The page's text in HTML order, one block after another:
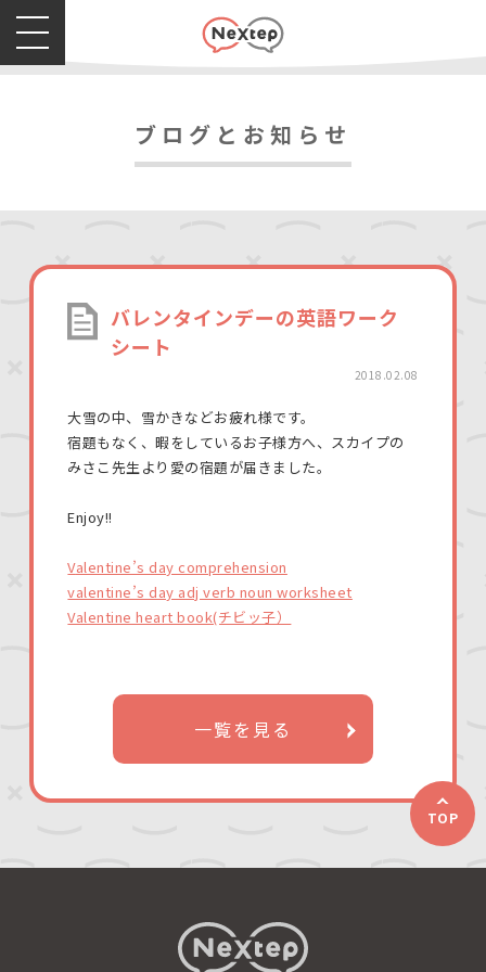
ブログとお知らせ
バレンタインデーの英語ワーク
シート
2018.02.08
大雪の中、雪かきなどお疲れ様です。
宿題もなく、暇をしているお子様方へ、スカイプの
みさこ先生より愛の宿題が届きました。
Enjoy!!
Valentine’s day comprehension
valentine’s day adj verb noun worksheet
Valentine heart book(チビッ子）
一覧を見る
TOP